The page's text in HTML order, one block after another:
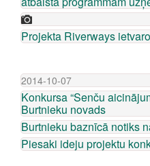
Projekta Riverways
2014-10-07
Konkursa “Senču
Burtnieku novads
Burtnieku baznīcā notiks
Piesaki ideju projektu